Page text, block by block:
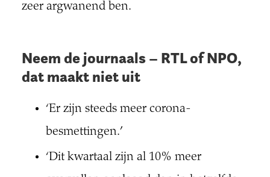
zeer argwanend ben.
Neem de journaals – RTL of NPO,
dat maakt niet uit
‘Er zijn steeds meer corona-
besmettingen.’
‘Dit kwartaal zijn al 10% meer